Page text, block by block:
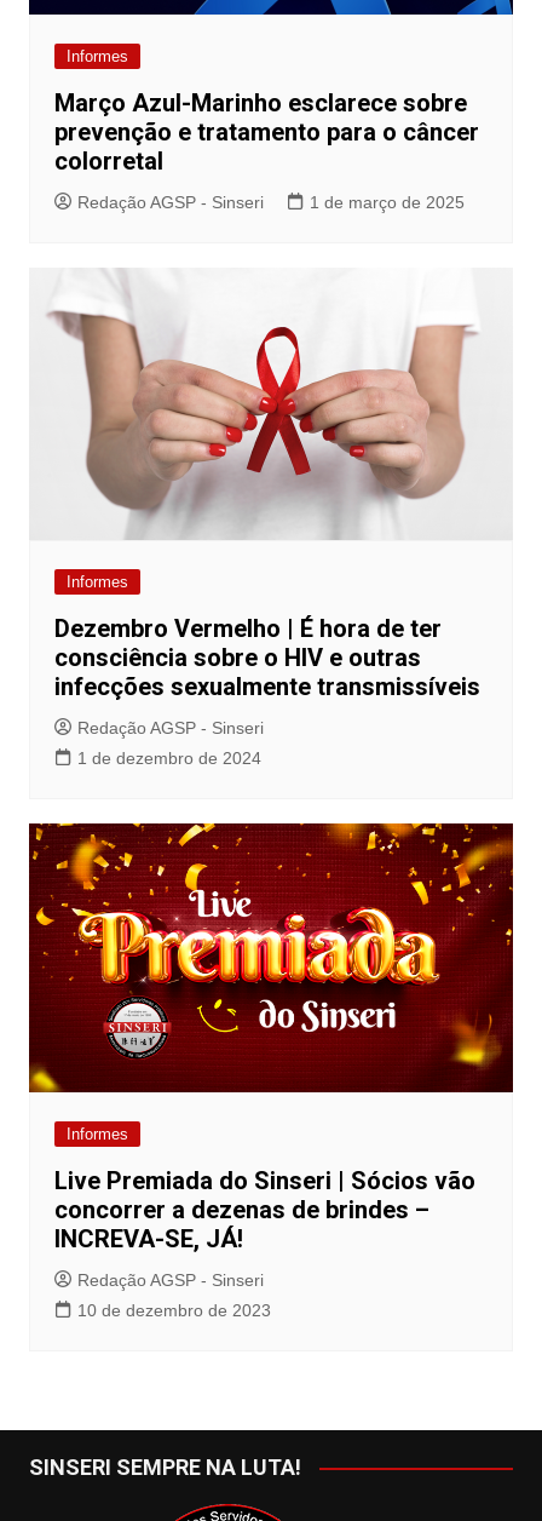
Informes
Março Azul-Marinho esclarece sobre
prevenção e tratamento para o câncer
colorretal
Redação AGSP - Sinseri 1 de março de 2025
Informes
Dezembro Vermelho | É hora de ter
consciência sobre o HIV e outras
infecções sexualmente transmissíveis
Redação AGSP - Sinseri
1 de dezembro de 2024
Informes
Live Premiada do Sinseri | Sócios vão
concorrer a dezenas de brindes –
INCREVA-SE, JÁ!
Redação AGSP - Sinseri
10 de dezembro de 2023
SINSERI SEMPRE NA LUTA!